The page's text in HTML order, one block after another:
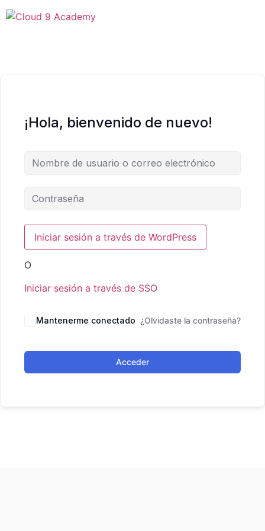
¡Hola, bienvenido de nuevo!
O
Iniciar sesión a través de SSO
Mantenerme conectado ¿Olvidaste la contraseña?
Acceder